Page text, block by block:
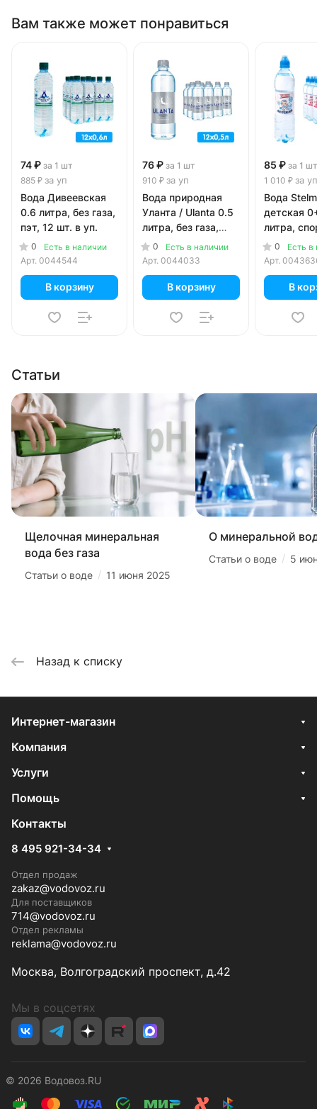
Вам также может понравиться
74 ₽ за 1 шт
885 ₽ за уп
Вода Дивеевская
0.6 литра, без газа,
пэт, 12 шт. в уп.
0
Есть в наличии
Арт. 0044544
В корзину
76 ₽ за 1 шт
910 ₽ за уп
Вода природная
Уланта / Ulanta 0.5
литра, без газа,
пэт, 12 шт. в уп.
0
Есть в наличии
Арт. 0044033
В корзину
85 ₽ за 1 шт
1 010 ₽ за уп
Вода
детская
литра,
газа, 12
0
Есть в
Арт.
В
Статьи
Щелочная минеральная
вода без газа
Статьи о воде / 11 июня 2025
О минеральной
Статьи о воде / 5
Назад к списку
Интернет-магазин
Компания
Услуги
Помощь
Контакты
8 495 921-34-34
Отдел продаж
zakaz@vodovoz.ru
Для поставщиков
714@vodovoz.ru
Отдел рекламы
reklama@vodovoz.ru
Москва, Волгоградский проспект, д.42
Мы в соцсетях
© 2026 Водовоз.RU